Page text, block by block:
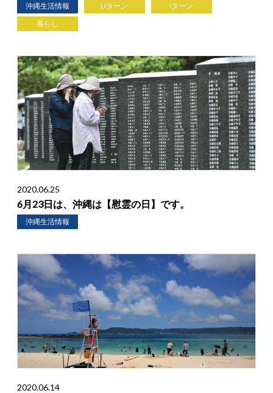
沖縄生活情報 Uターン
Iターン
暮らし
2020.06.25
6月23日は、沖縄は【慰霊の日】です。
沖縄生活情報
2020.06.14